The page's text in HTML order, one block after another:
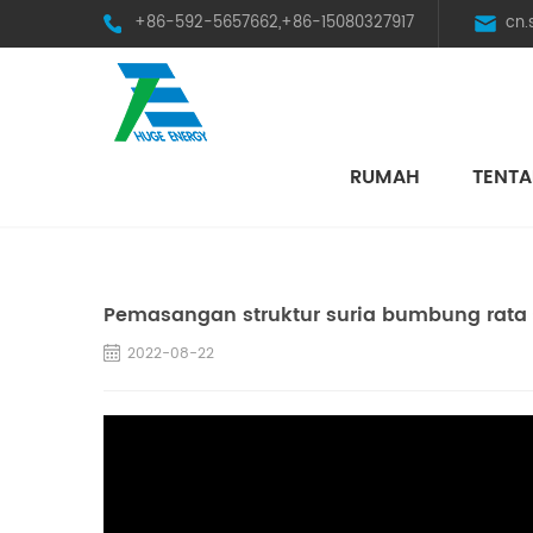
+86-592-5657662,+86-15080327917
RUMAH
Pemasangan struktur suria bumbung
2022-08-22